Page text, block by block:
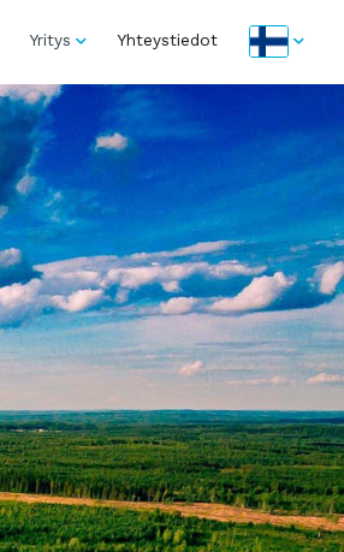
Yritys Yhteystiedot